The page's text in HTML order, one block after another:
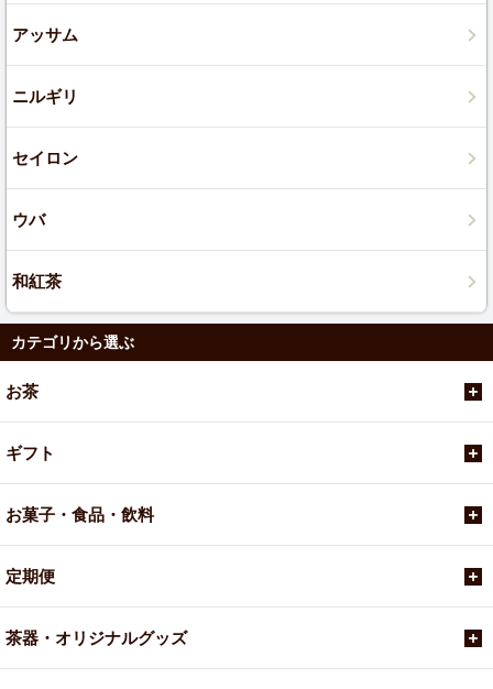
アッサム
ニルギリ
セイロン
ウバ
和紅茶
カテゴリから選ぶ
お茶
ギフト
お菓子・食品・飲料
定期便
茶器・オリジナルグッズ